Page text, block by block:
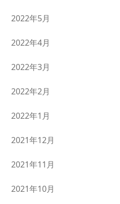
2022年5月
2022年4月
2022年3月
2022年2月
2022年1月
2021年12月
2021年11月
2021年10月